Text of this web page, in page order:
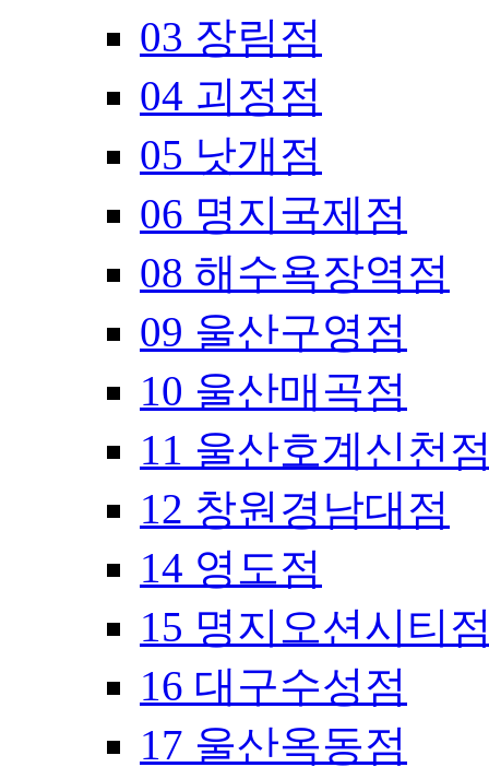
03 장림점
04 괴정점
05 낫개점
06 명지국제점
08 해수욕장역점
09 울산구영점
10 울산매곡점
11 울산호계신천
12 창원경남대점
14 영도점
15 명지오션시티
16 대구수성점
17 울산옥동점